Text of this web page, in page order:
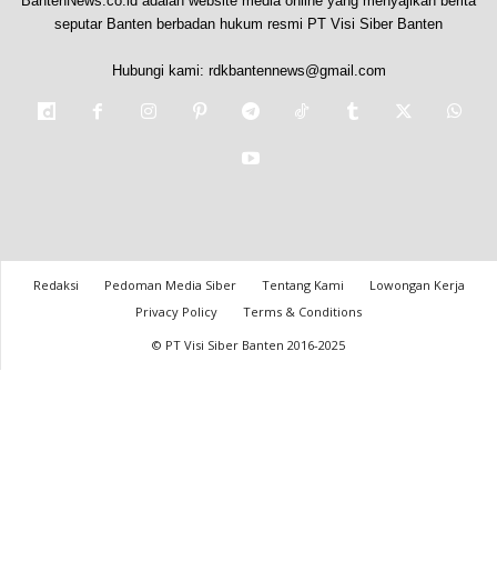
seputar Banten berbadan hukum resmi PT Visi Siber Banten
Hubungi kami: rdkbantennews@gmail.com
Redaksi Pedoman Media Siber Tentang Kami
Lowongan Kerja
Privacy Policy
Terms & Conditions
© PT Visi Siber Banten 2016-2025